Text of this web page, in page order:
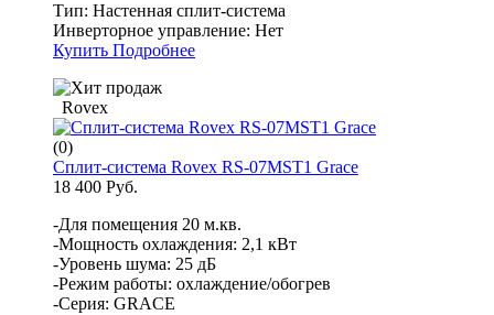
Тип: Настенная сплит-система
Инверторное управление: Нет
Купить Подробнее
Rovex
(0)
Сплит-система Rovex RS-07MST1 Grace
18 400 Руб.
-Для помещения 20 м.кв.
-Мощность охлаждения: 2,1 кВт
-Уровень шума: 25 дБ
-Режим работы: охлаждение/обогрев
-Серия: GRACE